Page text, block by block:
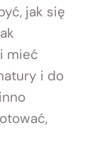
jak się
mieć
i do